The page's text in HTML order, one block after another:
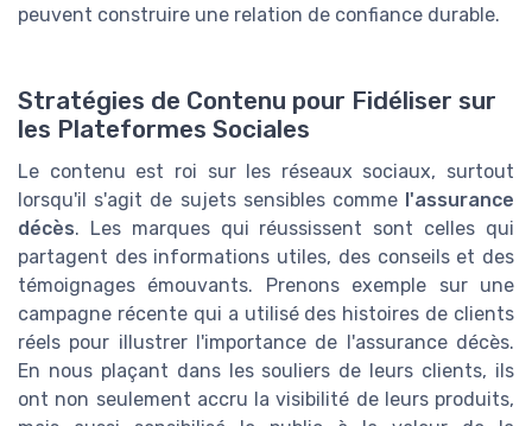
peuvent construire une relation de confiance durable.
Stratégies de Contenu pour Fidéliser sur
les Plateformes Sociales
Le contenu est roi sur les réseaux sociaux, surtout
lorsqu'il s'agit de sujets sensibles comme l'assurance
décès. Les marques qui réussissent sont celles qui
partagent des informations utiles, des conseils et des
témoignages émouvants. Prenons exemple sur une
campagne récente qui a utilisé des histoires de clients
réels pour illustrer l'importance de l'assurance décès.
En nous plaçant dans les souliers de leurs clients, ils
ont non seulement accru la visibilité de leurs produits,